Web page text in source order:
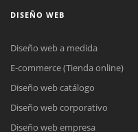
DISEÑO WEB
Diseño web a medida
E-commerce (Tienda online)
Diseño web catálogo
Diseño web corporativo
Diseño web empresa